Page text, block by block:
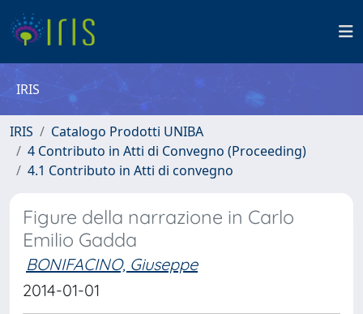
IRIS
IRIS
Catalogo Prodotti UNIBA
4 Contributo in Atti di Convegno (Proceeding)
4.1 Contributo in Atti di convegno
Figure della narrazione in Carlo
Emilio Gadda
BONIFACINO, Giuseppe
2014-01-01